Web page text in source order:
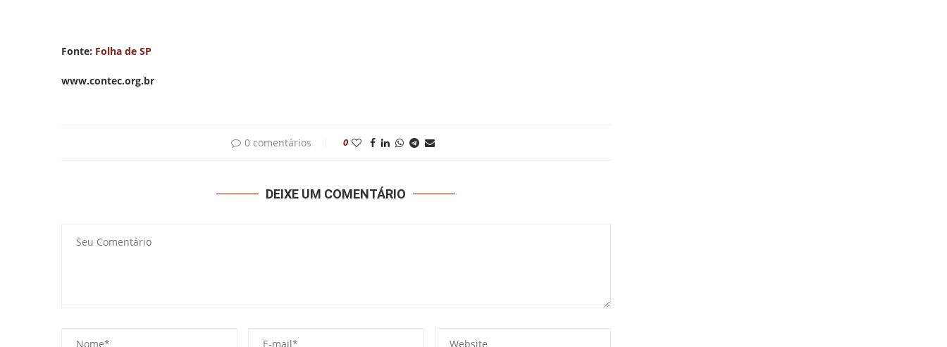
Fonte: Folha de SP
www.contec.org.br
0 comentários 0
DEIXE UM COMENTÁRIO